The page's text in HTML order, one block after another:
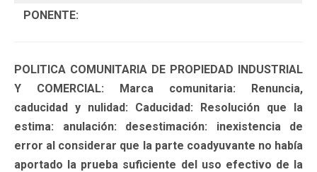
PONENTE:
POLITICA COMUNITARIA DE PROPIEDAD INDUSTRIAL
Y COMERCIAL: Marca comunitaria: Renuncia,
caducidad y nulidad: Caducidad: Resolución que la
estima: anulación: desestimación: inexistencia de
error al considerar que la parte coadyuvante no había
aportado la prueba suficiente del uso efectivo de la